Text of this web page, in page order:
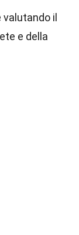
il
e della